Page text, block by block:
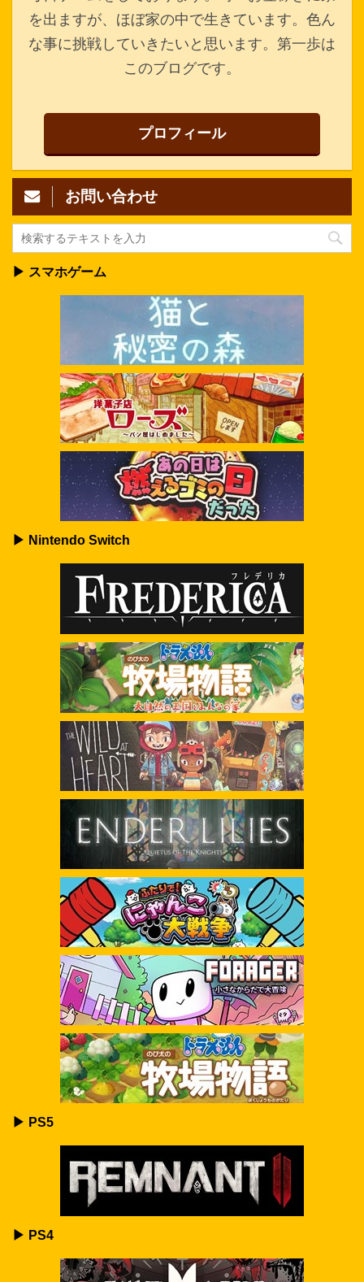
を出ますが、ほぼ家の中で生きています。色ん
な事に挑戦していきたいと思います。第一歩は
このブログです。
プロフィール
お問い合わせ
▶ スマホゲーム
▶ Nintendo Switch
▶ PS5
▶ PS4